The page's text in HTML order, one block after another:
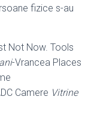
fizice s-au
Not Now. Tools
-Vrancea Places
Camere Vitrine